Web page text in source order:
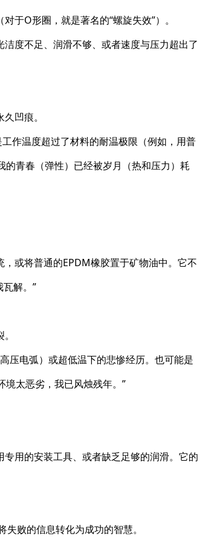
于O形圈，就是著名的“螺旋失效”）。
度不足、润滑不够、或者速度与压力超出了
凹痕。
作温度超过了材料的耐温极限（例如，用普
青春（弹性）已经被岁月（热和压力）耗
或将普通的EPDM橡胶置于矿物油中。它不
解。”
压电弧）或超低温下的悲惨经历。也可能是
境太恶劣，我已风烛残年。”
用的安装工具、或者缺乏足够的润滑。它的
败的信息转化为成功的智慧。